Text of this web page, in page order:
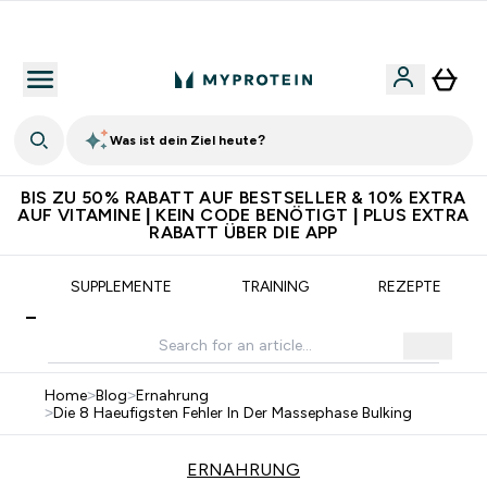
Was ist dein Ziel heute?
BIS ZU 50% RABATT AUF BESTSELLER & 10% EXTRA
AUF VITAMINE | KEIN CODE BENÖTIGT | PLUS EXTRA
RABATT ÜBER DIE APP
SUPPLEMENTE TRAINING REZEPTE
Home>Blog>Ernahrung
>Die 8 Haeufigsten Fehler In Der Massephase Bulking
ERNAHRUNG